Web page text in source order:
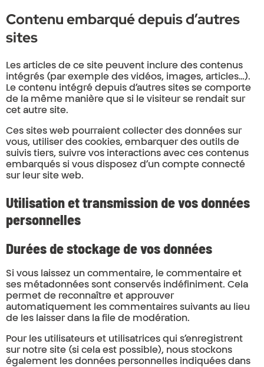
Contenu embarqué depuis d’autres
sites
Les articles de ce site peuvent inclure des contenus
intégrés (par exemple des vidéos, images, articles…).
Le contenu intégré depuis d’autres sites se comporte
de la même manière que si le visiteur se rendait sur
cet autre site.
Ces sites web pourraient collecter des données sur
vous, utiliser des cookies, embarquer des outils de
suivis tiers, suivre vos interactions avec ces contenus
embarqués si vous disposez d’un compte connecté
sur leur site web.
Utilisation et transmission de vos données
personnelles
Durées de stockage de vos données
Si vous laissez un commentaire, le commentaire et
ses métadonnées sont conservés indéfiniment. Cela
permet de reconnaître et approuver
automatiquement les commentaires suivants au lieu
de les laisser dans la file de modération.
Pour les utilisateurs et utilisatrices qui s’enregistrent
sur notre site (si cela est possible), nous stockons
également les données personnelles indiquées dans